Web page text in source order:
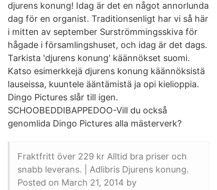
djurens konung! Idag är det en något annorlunda
dag för en organist. Traditionsenligt har vi så här
i mitten av september Surströmmingsskiva för
hågade i församlingshuset, och idag är det dags.
Tarkista 'djurens konung' käännökset suomi.
Katso esimerkkejä djurens konung käännöksistä
lauseissa, kuuntele ääntämistä ja opi kielioppia.
Dingo Pictures slår till igen.
SCHOOBEDDIBAPPEDOO-Vill du också
genomlida Dingo Pictures alla mästerverk?
Fraktfritt över 229 kr Alltid bra priser och
snabb leverans. | Adlibris Djurens konung.
Posted on March 21, 2014 by